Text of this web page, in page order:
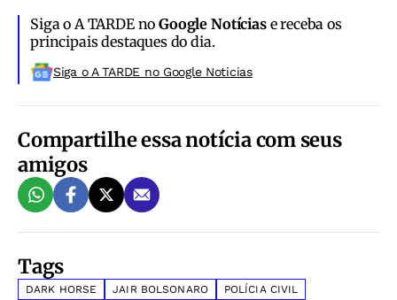
Siga o A TARDE noGoogle Notíciase receba os
principais destaques do dia.
Siga o A TARDE no Google Noticias
Compartilhe essa notícia com seus
amigos
Tags
DARK HORSE JAIR BOLSONARO
POLÍCIA CIVIL